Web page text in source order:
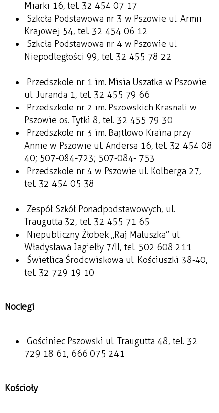
Miarki 16, tel. 32 454 07 17
Szkoła Podstawowa nr 3 w Pszowie ul. Armii
Krajowej 54, tel. 32 454 06 12
Szkoła Podstawowa nr 4 w Pszowie ul.
Niepodległości 99, tel. 32 455 78 22
Przedszkole nr 1 im. Misia Uszatka w Pszowie
ul. Juranda 1, tel. 32 455 79 66
Przedszkole nr 2 im. Pszowskich Krasnali w
Pszowie os. Tytki 8, tel. 32 455 79 30
Przedszkole nr 3 im. Bajtlowo Kraina przy
Annie w Pszowie ul. Andersa 16, tel. 32 454 08
40; 507-084-723; 507-084- 753
Przedszkole nr 4 w Pszowie ul. Kolberga 27,
tel. 32 454 05 38
Zespół Szkół Ponadpodstawowych, ul.
Traugutta 32, tel. 32 455 71 65
Niepubliczny Żłobek „Raj Maluszka” ul.
Władysława Jagiełły 7/II, tel. 502 608 211
Świetlica Środowiskowa ul. Kościuszki 38-40,
tel. 32 729 19 10
Noclegi
Gościniec Pszowski ul. Traugutta 48, tel. 32
729 18 61, 666 075 241
Kościoły